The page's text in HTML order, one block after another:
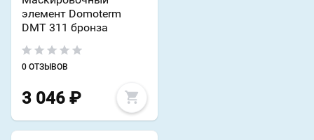
элемент Domoterm
DMT 311 бронза
0 ОТЗЫВОВ
3 046 ₽